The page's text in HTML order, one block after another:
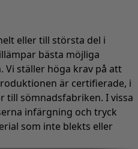
eller till största del i
bästa möjliga
Vi ställer höga krav på att
är certifierade, i
till sömnadsfabriken. I vissa
infärgning och tryck
som inte blekts eller